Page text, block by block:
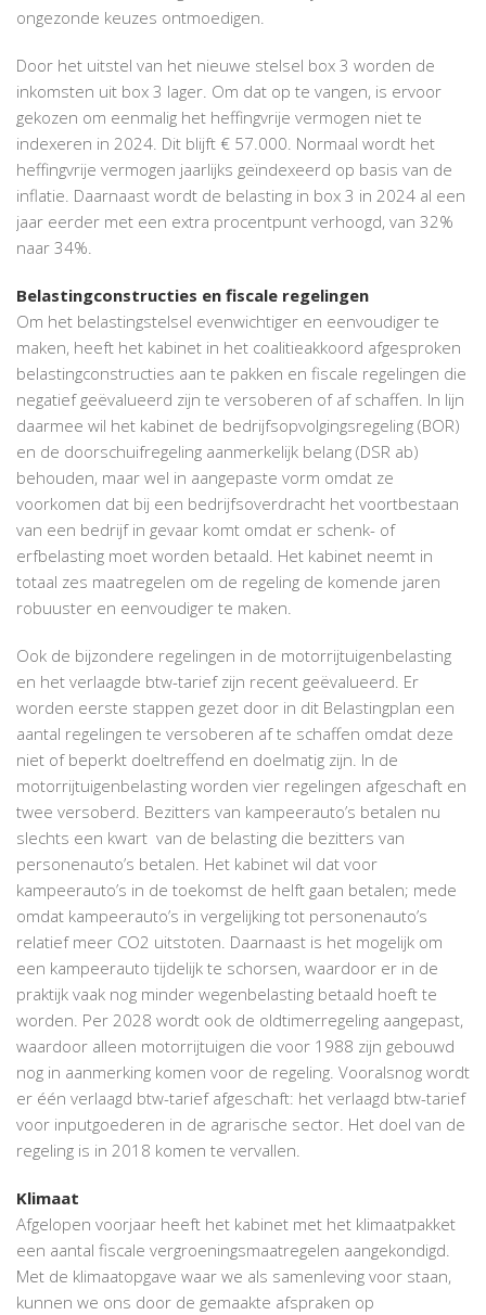
ongezonde keuzes ontmoedigen.
Door het uitstel van het nieuwe stelsel box 3 worden de
inkomsten uit box 3 lager. Om dat op te vangen, is ervoor
gekozen om eenmalig het heffingvrije vermogen niet te
indexeren in 2024. Dit blijft € 57.000. Normaal wordt het
heffingvrije vermogen jaarlijks geïndexeerd op basis van de
inflatie. Daarnaast wordt de belasting in box 3 in 2024 al een
jaar eerder met een extra procentpunt verhoogd, van 32%
naar 34%.
Belastingconstructies en fiscale regelingen
Om het belastingstelsel evenwichtiger en eenvoudiger te
maken, heeft het kabinet in het coalitieakkoord afgesproken
belastingconstructies aan te pakken en fiscale regelingen die
negatief geëvalueerd zijn te versoberen of af schaffen. In lijn
daarmee wil het kabinet de bedrijfsopvolgingsregeling (BOR)
en de doorschuifregeling aanmerkelijk belang (DSR ab)
behouden, maar wel in aangepaste vorm omdat ze
voorkomen dat bij een bedrijfsoverdracht het voortbestaan
van een bedrijf in gevaar komt omdat er schenk- of
erfbelasting moet worden betaald. Het kabinet neemt in
totaal zes maatregelen om de regeling de komende jaren
robuuster en eenvoudiger te maken.
Ook de bijzondere regelingen in de motorrijtuigenbelasting
en het verlaagde btw-tarief zijn recent geëvalueerd. Er
worden eerste stappen gezet door in dit Belastingplan een
aantal regelingen te versoberen af te schaffen omdat deze
niet of beperkt doeltreffend en doelmatig zijn. In de
motorrijtuigenbelasting worden vier regelingen afgeschaft en
twee versoberd. Bezitters van kampeerauto’s betalen nu
slechts een kwart van de belasting die bezitters van
personenauto’s betalen. Het kabinet wil dat voor
kampeerauto’s in de toekomst de helft gaan betalen; mede
omdat kampeerauto’s in vergelijking tot personenauto’s
relatief meer CO2 uitstoten. Daarnaast is het mogelijk om
een kampeerauto tijdelijk te schorsen, waardoor er in de
praktijk vaak nog minder wegenbelasting betaald hoeft te
worden. Per 2028 wordt ook de oldtimerregeling aangepast,
waardoor alleen motorrijtuigen die voor 1988 zijn gebouwd
nog in aanmerking komen voor de regeling. Vooralsnog wordt
er één verlaagd btw-tarief afgeschaft: het verlaagd btw-tarief
voor inputgoederen in de agrarische sector. Het doel van de
regeling is in 2018 komen te vervallen.
Klimaat
Afgelopen voorjaar heeft het kabinet met het klimaatpakket
een aantal fiscale vergroeningsmaatregelen aangekondigd.
Met de klimaatopgave waar we als samenleving voor staan,
kunnen we ons door de gemaakte afspraken op